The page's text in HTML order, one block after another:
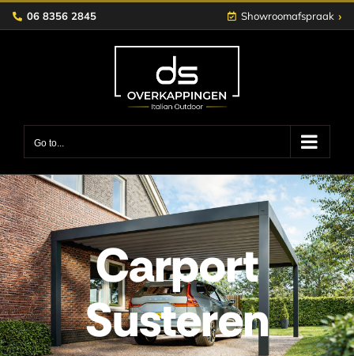
Skip
to
06 8356 2845 Showroomafspraak ›
Go to...
Carport
Susteren